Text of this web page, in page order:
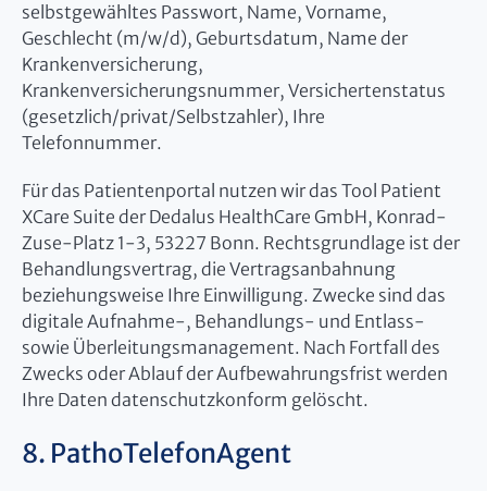
selbstgewähltes Passwort, Name, Vorname,
Geschlecht (m/w/d), Geburtsdatum, Name der
Krankenversicherung,
Krankenversicherungsnummer, Versichertenstatus
(gesetzlich/privat/Selbstzahler), Ihre
Telefonnummer.
Für das Patientenportal nutzen wir das Tool Patient
XCare Suite der Dedalus HealthCare GmbH, Konrad-
Zuse-Platz 1-3, 53227 Bonn. Rechtsgrundlage ist der
Behandlungsvertrag, die Vertragsanbahnung
beziehungsweise Ihre Einwilligung. Zwecke sind das
digitale Aufnahme-, Behandlungs- und Entlass-
sowie Überleitungsmanagement. Nach Fortfall des
Zwecks oder Ablauf der Aufbewahrungsfrist werden
Ihre Daten datenschutzkonform gelöscht.
8. PathoTelefonAgent